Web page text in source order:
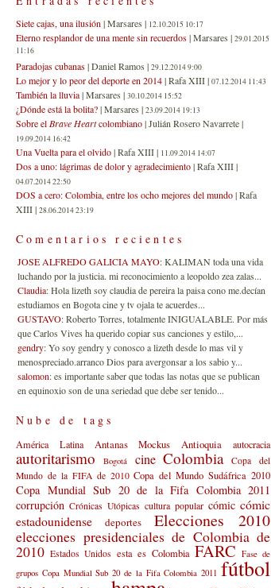
Siete cajas, una ilusión | Marsares | 12.10.2015 10:17
Eterno resplandor de una mente sin recuerdos| Marsares | 29.01.2015
11:16
Paradojas cubanas| Daniel Ramos | 29.12.2014 9:00
Lo mejor y lo peor del deporte en 2014| Rafa XIII | 07.12.2014 11:43
También la lluvia| Marsares | 30.10.2014 15:52
¿Dónde está la bolita?| Marsares | 23.09.2014 19:13
Sobre el Brave Heartcolombiano| Julián Rosero Navarrete |
19.09.2014 16:42
Una Vuelta para el olvido| Rafa XIII | 11.09.2014 14:07
Dos a uno: lágrimas de dolor y agradecimiento| Rafa XIII |
04.07.2014 22:50
DOS a cero: Colombia, entre los ocho mejores del mundo| Rafa
XIII | 28.06.2014 23:19
Comentarios recientes
JOSE ALFREDO GALICIA MAYO: KALIMAN toda una vida
luchando por la justicia. mi reconocimiento a leopoldo zea zalas...
Claudia: Hola lizeth soy claudia de pereira la paisa cono me.decían
estudiamos en Bogota cine y tv ojala te acuerdes...
GUSTAVO: Roberto Torres, totalmente INIGUALABLE. Por más
que Carlos Vives ha querido copiar sus canciones y estilo,...
gendry: Yo soy gendry y conosco a lizeth desde lo mas vil y
menospreciado.arranco Dios para avergonsar a los sabio y...
salomon: es importante saber que todas las notas que se publican
en equinoxio son de una seriedad que debe ser tenido...
Nube de tags
América Latina Antanas Mockus Antioquia autocracia
autoritarismo Bogotá cine Colombia
Copa del
Mundo de la FIFA de 2010 Copa del Mundo Sudáfrica 2010
Copa Mundial Sub 20 de la Fifa Colombia 2011
corrupción Crónicas Utópicas cultura popular cómic cómic
estadounidense
deportes Elecciones 2010
elecciones presidenciales de Colombia de
2010 Estados Unidos esta es Colombia FARC Fase de
grupos Copa Mundial Sub 20 de la Fifa Colombia 2011 fútbol